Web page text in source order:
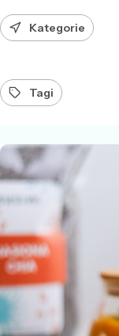
Kategorie
Tagi